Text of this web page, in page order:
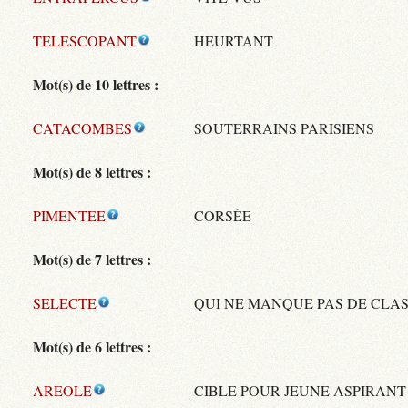
TELESCOPANT HEURTANT
Mot(s) de 10 lettres :
CATACOMBES SOUTERRAINS PARISIENS
Mot(s) de 8 lettres :
PIMENTEE CORSÉE
Mot(s) de 7 lettres :
SELECTE QUI NE MANQUE PAS DE
Mot(s) de 6 lettres :
AREOLE CIBLE POUR JEUNE ASPIRANT